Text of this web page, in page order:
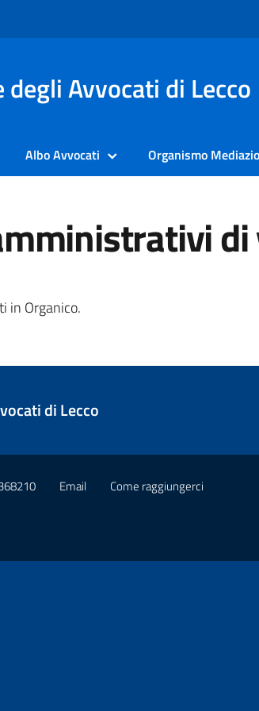
degli Avvocati di Lecco
Albo Avvocati Organismo
in Organico.
di Lecco
Email Come raggiungerci